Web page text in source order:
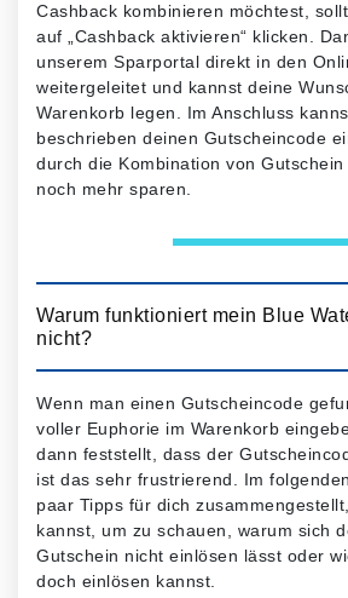
Cashback kombinieren möchtest,
auf „Cashback aktivieren“ klicken.
unserem Sparportal direkt in den
weitergeleitet und kannst deine
Warenkorb legen. Im Anschluss
beschrieben deinen Gutscheincode
durch die Kombination von
noch mehr sparen.
Warum funktioniert mein Blue
nicht?
Wenn man einen Gutscheincode
voller Euphorie im Warenkorb
dann feststellt, dass der
ist das sehr frustrierend. Im
paar Tipps für dich
kannst, um zu schauen, warum sich
Gutschein nicht einlösen lässt oder
doch einlösen kannst.